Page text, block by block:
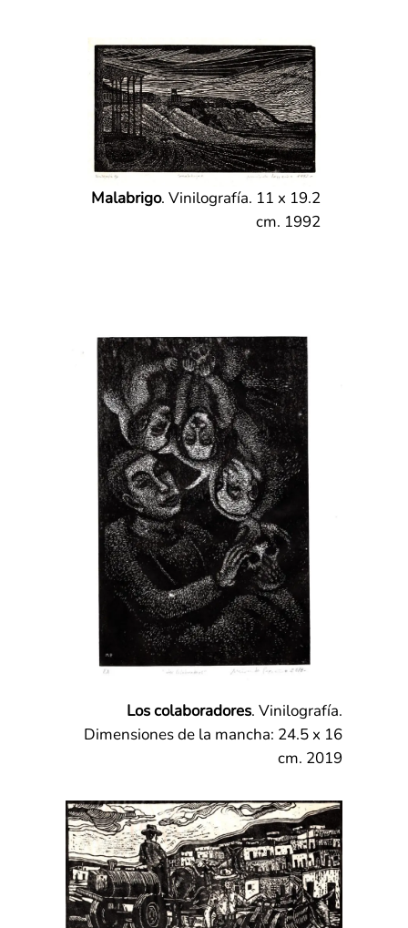
Malabrigo. Vinilografía. 11 x 19.2
cm. 1992
Los colaboradores. Vinilografía.
Dimensiones de la mancha: 24.5 x 16
cm. 2019